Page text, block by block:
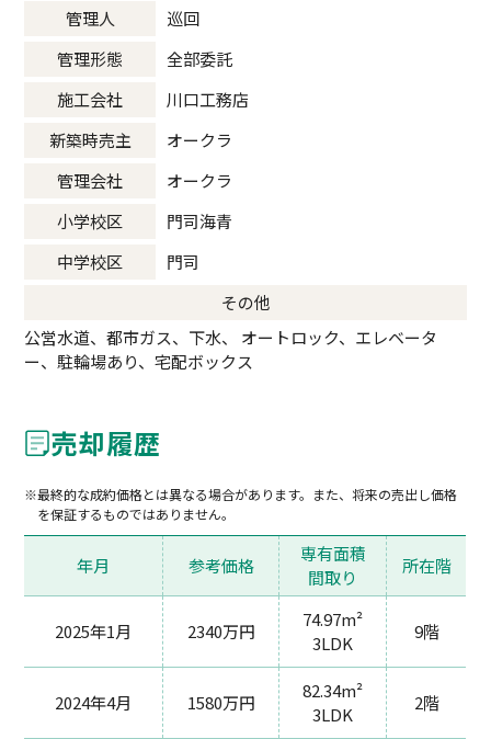
管理人
巡回
管理形態
全部委託
施工会社
川口工務店
新築時売主
オークラ
管理会社
オークラ
小学校区
門司海青
中学校区
門司
その他
公営水道、都市ガス、下水、 オートロック、エレベータ
ー、駐輪場あり、宅配ボックス
売却履歴
最終的な成約価格とは異なる場合があります。また、将来の売出し価格
を保証するものではありません。
年月 参考価格
専有面積
間取り
所在階
2025年1月 2340万円
74.97m²
3LDK
9階
2024年4月 1580万円
82.34m²
3LDK
2階